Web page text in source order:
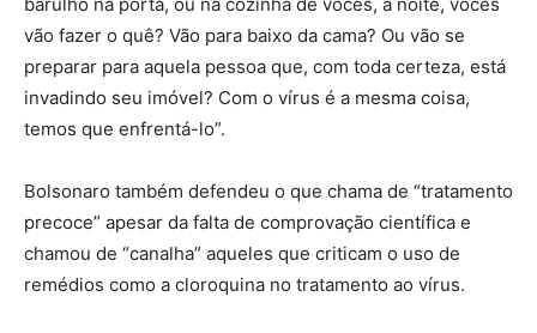
vão fazer o quê? Vão para baixo da cama? Ou vão se
preparar para aquela pessoa que, com toda certeza, está
invadindo seu imóvel? Com o vírus é a mesma coisa,
temos que enfrentá-lo”.
Bolsonaro também defendeu o que chama de “tratamento
precoce” apesar da falta de comprovação científica e
chamou de “canalha” aqueles que criticam o uso de
remédios como a cloroquina no tratamento ao vírus.